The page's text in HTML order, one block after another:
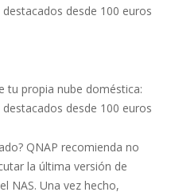
desde 100 euros
tu propia nube doméstica:
desde 100 euros
QNAP recomienda no
la última versión de
NAS. Una vez hecho,